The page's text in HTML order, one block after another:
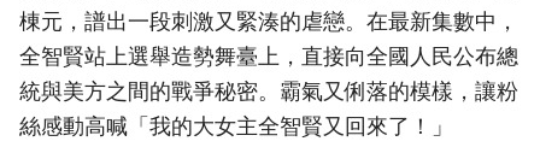
棟元，譜出一段刺激又緊湊的虐戀。在最新集數中，
全智賢站上選舉造勢舞臺上，直接向全國人民公布總
統與美方之間的戰爭秘密。霸氣又俐落的模樣，讓粉
絲感動高喊「我的大女主全智賢又回來了！」